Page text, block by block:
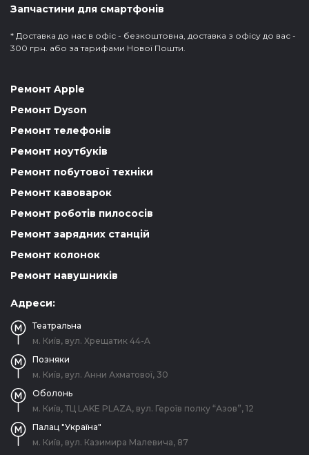
Запчастини для смартфонів
* Доставка до нас в офіс - безкоштовна, доставка з офісу до вас -
300 грн. або за тарифами Нової Пошти.
Ремонт Apple
Ремонт Dyson
Ремонт телефонів
Ремонт ноутбуків
Ремонт побутової техніки
Ремонт кавоварок
Ремонт роботів пилососів
Ремонт зарядних станцій
Ремонт колонок
Ремонт навушників
Адреси:
Театральна
м. Київ, вул. Хрещатик 44-A
Позняки
м. Київ, вул. Анни Ахматової, 30
Оболонь
м. Київ, ТЦ LAKE PLAZA, вул. Героїв полку “Азов”, 12
Палац "Україна"
м. Київ, вул. Казимира Малевича, 87